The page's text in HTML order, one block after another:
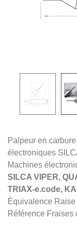
Palpeur en
électroniques
Machines
SILCA VIPER,
TRIAX-e.code,
Équivalence Raise
Référence Fraises